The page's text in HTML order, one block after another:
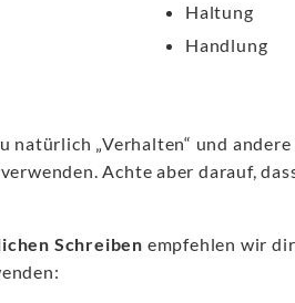
Haltung
Handlung
natürlich „Verhalten“ und
Achte aber darauf,
Schreiben empfehlen wir